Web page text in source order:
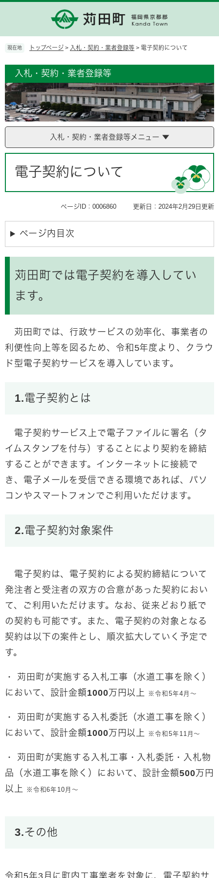
の
で
ー
ば
て
文
へ
現在地 トップページ > 入札・契約・業者登録等 > 電子契約について
入札・契約・業者登録等
入札・契約・業者登録等メニュー
電子契約について
ページID：0006860 更新日：2024年2月29日更新
ページ内目次
苅田町では電子契約を導入してい
ます。
苅田町では、行政サービスの効率化、事業者の
利便性向上等を図るため、令和5年度より、クラウ
ド型電子契約サービスを導入しています。
1.電子契約とは
電子契約サービス上で電子ファイルに署名（タ
イムスタンプを付与）することにより契約を締結
することができます。インターネットに接続で
き、電子メールを受信できる環境であれば、パソ
コンやスマートフォンでご利用いただけます。
2.電子契約対象案件
電子契約は、電子契約による契約締結について
発注者と受注者の双方の合意があった契約におい
て、ご利用いただけます。なお、従来どおり紙で
の契約も可能です。また、電子契約の対象となる
契約は以下の案件とし、順次拡大していく予定で
す。
・ 苅田町が実施する入札工事（水道工事を除く）
において、設計金額1000万円以上
※令和5年4月～
・ 苅田町が実施する入札委託（水道工事を除く）
において、設計金額1000万円以上
※令和5年11月～
・ 苅田町が実施する入札工事・入札委託・入札物
品（水道工事を除く）において、設計金額500万円
以上
※ 令和6年10月～
3.その他